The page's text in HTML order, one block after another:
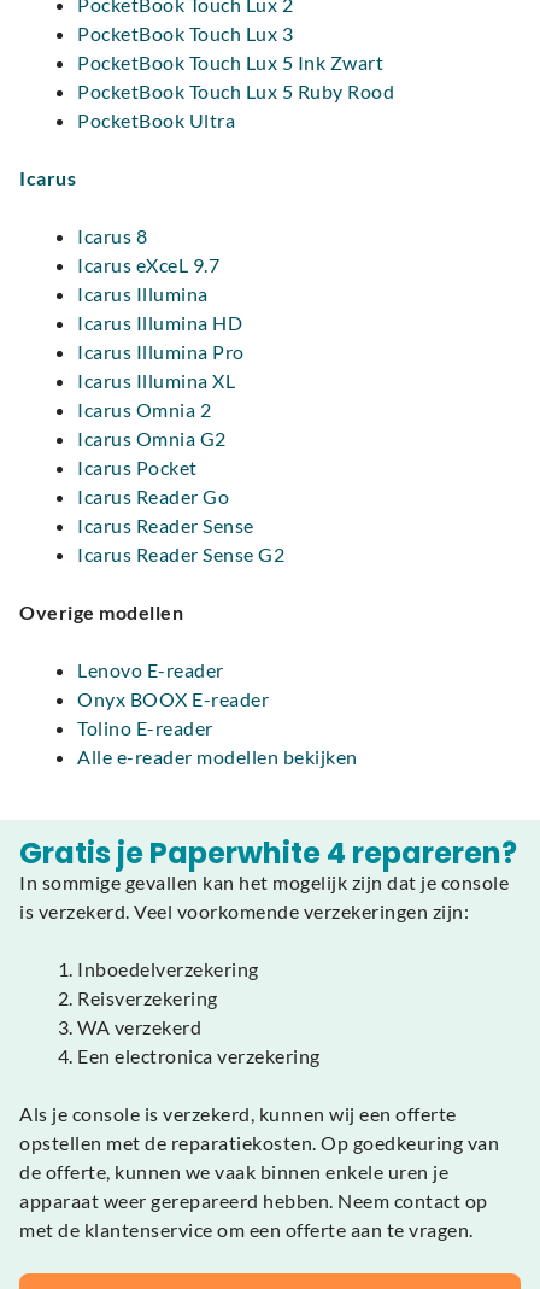
PocketBook Touch Lux 3
PocketBook Touch Lux 5 Ink Zwart
PocketBook Touch Lux 5 Ruby Rood
PocketBook Ultra
Icarus
Icarus 8
Icarus eXceL 9.7
Icarus Illumina
Icarus Illumina HD
Icarus Illumina Pro
Icarus Illumina XL
Icarus Omnia 2
Icarus Omnia G2
Icarus Pocket
Icarus Reader Go
Icarus Reader Sense
Icarus Reader Sense G2
Overige modellen
Lenovo E-reader
Onyx BOOX E-reader
Tolino E-reader
Alle e-reader modellen bekijken
Gratis je Paperwhite 4 repareren?
In sommige gevallen kan het mogelijk zijn dat je console
is verzekerd. Veel voorkomende verzekeringen zijn:
Inboedelverzekering
Reisverzekering
WA verzekerd
Een electronica verzekering
Als je console is verzekerd, kunnen wij een offerte
opstellen met de reparatiekosten. Op goedkeuring van
de offerte, kunnen we vaak binnen enkele uren je
apparaat weer gerepareerd hebben. Neem contact op
met de klantenservice om een offerte aan te vragen.